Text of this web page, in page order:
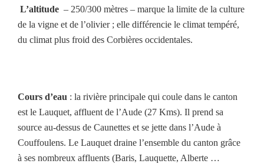
L’altitude – 250/300 mètres – marque la limite de la culture
de la vigne et de l’olivier ; elle différencie le climat tempéré,
du climat plus froid des Corbières occidentales.
Cours d’eau : la rivière principale qui coule dans le canton
est le Lauquet, affluent de l’Aude (27 Kms). Il prend sa
source au-dessus de Caunettes et se jette dans l’Aude à
Couffoulens. Le Lauquet draine l’ensemble du canton grâce
à ses nombreux affluents (Baris, Lauquette, Alberte …